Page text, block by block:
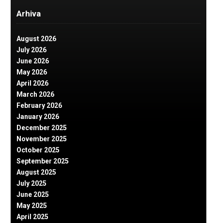
Arhiva
August 2026
July 2026
June 2026
May 2026
April 2026
March 2026
February 2026
January 2026
December 2025
November 2025
October 2025
September 2025
August 2025
July 2025
June 2025
May 2025
April 2025